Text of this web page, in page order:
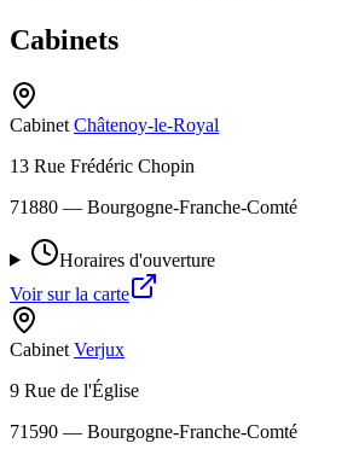
Cabinets
Cabinet Châtenoy-le-Royal
13 Rue Frédéric Chopin
71880 — Bourgogne-Franche-Comté
Horaires d'ouverture
Voir sur la carte
Cabinet Verjux
9 Rue de l'Église
71590 — Bourgogne-Franche-Comté